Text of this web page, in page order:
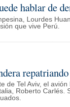
hablar de
Lourdes
que vive Perú.
de Tel Aviv, el
Roberto Carlés.